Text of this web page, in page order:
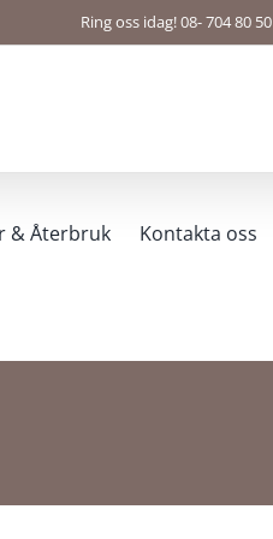
Ring oss idag! 08- 704 80 50
& Återbruk Kontakta oss